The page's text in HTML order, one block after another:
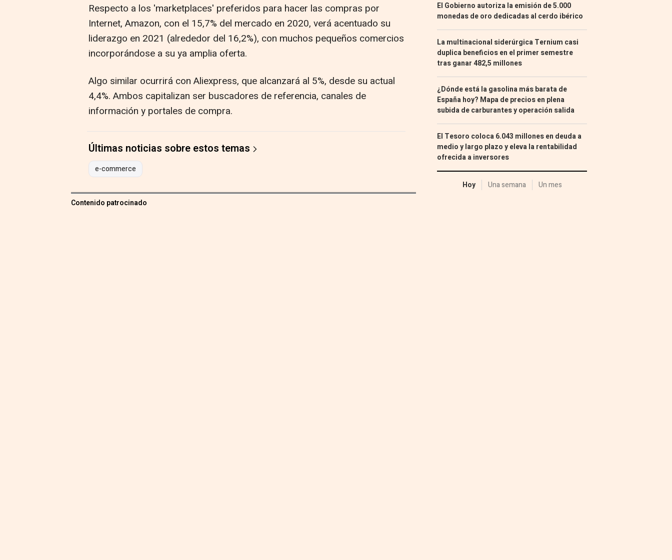
Respecto a los 'marketplaces' preferidos para hacer las compras por
Internet, Amazon, con el 15,7% del mercado en 2020, verá acentuado su
liderazgo en 2021 (alrededor del 16,2%), con muchos pequeños comercios
incorporándose a su ya amplia oferta.
Algo similar ocurrirá con Aliexpress, que alcanzará al 5%, desde su actual
4,4%. Ambos capitalizan ser buscadores de referencia, canales de
información y portales de compra.
Últimas noticias sobre estos temas
e-commerce
Contenido patrocinado
El Gobierno autoriza la emisión de 5.000
monedas de oro dedicadas al cerdo ibérico
La multinacional siderúrgica Ternium casi
duplica beneficios en el primer semestre
tras ganar 482,5 millones
¿Dónde está la gasolina más barata de
España hoy? Mapa de precios en plena
subida de carburantes y operación salida
El Tesoro coloca 6.043 millones en deuda a
medio y largo plazo y eleva la rentabilidad
ofrecida a inversores
Hoy Una semana Un mes